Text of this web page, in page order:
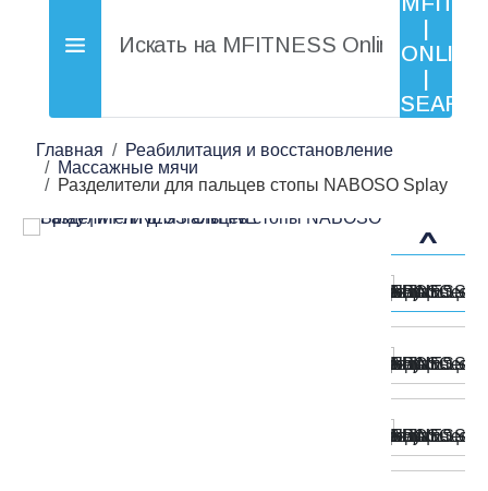
Главная
Реабилитация и восстановление
Массажные мячи
Разделители для пальцев стопы NABOSO Splay